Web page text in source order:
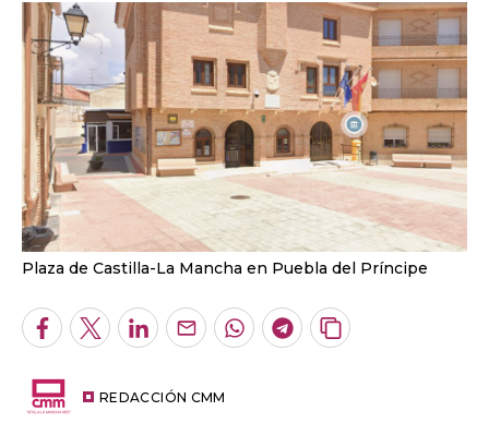
Plaza de Castilla-La Mancha en Puebla del Príncipe
Facebook
TwitterLinkedInEnviarWhatsapp
Telegram
Copiar
REDACCIÓN CMM